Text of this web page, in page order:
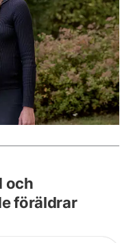
och
föräldrar